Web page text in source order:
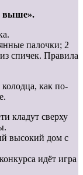
палочки; 2
спичек. Правила
как по-
кладут сверху
высокий дом с
идёт игра